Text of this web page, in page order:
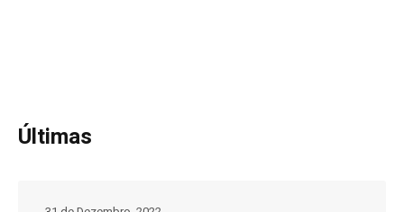
Últimas